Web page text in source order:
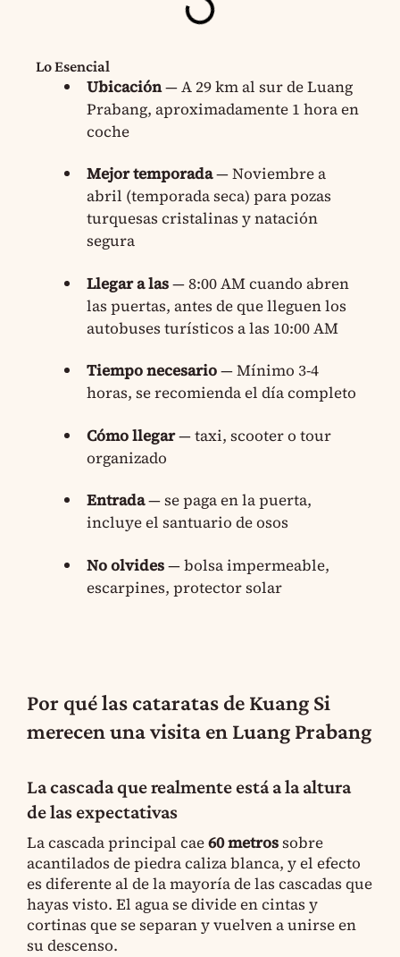
Lo Esencial
Ubicación— A 29 km al sur de Luang
Prabang, aproximadamente 1 hora en
coche
Mejor temporada— Noviembre a
abril (temporada seca) para pozas
turquesas cristalinas y natación
segura
Llegar a las— 8:00 AM cuando abren
las puertas, antes de que lleguen los
autobuses turísticos a las 10:00 AM
Tiempo necesario— Mínimo 3-4
horas, se recomienda el día completo
Cómo llegar— taxi, scooter o tour
organizado
Entrada— se paga en la puerta,
incluye el santuario de osos
No olvides— bolsa impermeable,
escarpines, protector solar
Por qué las cataratas de Kuang Si
merecen una visita en Luang Prabang
La cascada que realmente está a la altura
de las expectativas
La cascada principal cae60 metrossobre
acantilados de piedra caliza blanca, y el efecto
es diferente al de la mayoría de las cascadas que
hayas visto. El agua se divide en cintas y
cortinas que se separan y vuelven a unirse en
su descenso.